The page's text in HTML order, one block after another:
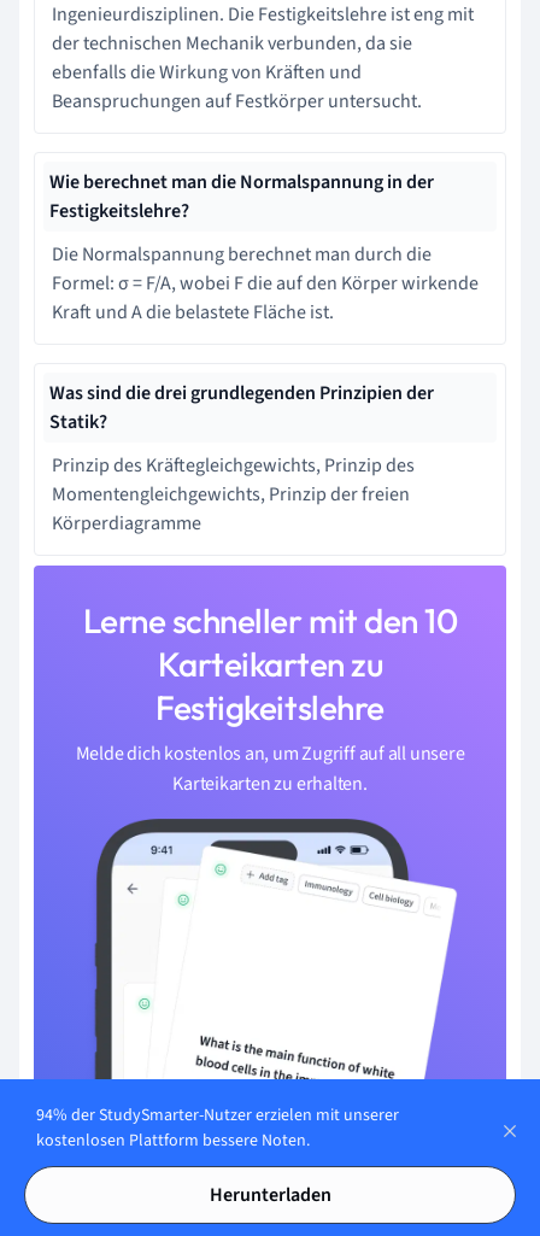
Ingenieurdisziplinen. Die Festigkeitslehre ist eng mit
der technischen Mechanik verbunden, da sie
ebenfalls die Wirkung von Kräften und
Beanspruchungen auf Festkörper untersucht.
Wie berechnet man die Normalspannung in der
Festigkeitslehre?
Die Normalspannung berechnet man durch die
Formel: σ = F/A, wobei F die auf den Körper wirkende
Kraft und A die belastete Fläche ist.
Was sind die drei grundlegenden Prinzipien der
Statik?
Prinzip des Kräftegleichgewichts, Prinzip des
Momentengleichgewichts, Prinzip der freien
Körperdiagramme
Lerne schneller mit den 10
Karteikarten zu
Festigkeitslehre
Melde dich kostenlos an, um Zugriff auf all unsere
Karteikarten zu erhalten.
94% der StudySmarter-Nutzer erzielen mit unserer
kostenlosen Plattform bessere Noten.
Herunterladen